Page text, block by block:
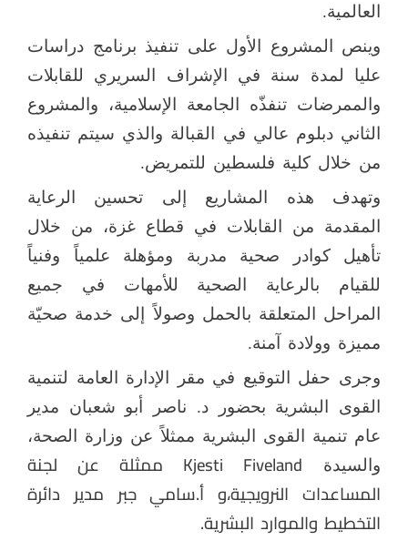
العالمية.
وينص المشروع الأول على تنفيذ برنامج دراسات
عليا لمدة سنة في الإشراف السريري للقابلات
والممرضات تنفذّه الجامعة الإسلامية، والمشروع
الثاني دبلوم عالي في القبالة والذي سيتم تنفيذه
من خلال كلية فلسطين للتمريض.
وتهدف هذه المشاريع إلى تحسين الرعاية
المقدمة من القابلات في قطاع غزة، من خلال
تأهيل كوادر صحية مدربة ومؤهلة علمياً وفنياً
للقيام بالرعاية الصحية للأمهات في جميع
المراحل المتعلقة بالحمل وصولاً إلى خدمة صحيّة
مميزة وولادة آمنة.
وجرى حفل التوقيع في مقر الإدارة العامة لتنمية
القوى البشرية بحضور د. ناصر أبو شعبان مدير
عام تنمية القوى البشرية ممثلاً عن وزارة الصحة،
والسيدة Kjesti Fiveland
ممثلة عن لجنة
المساعدات النرويجية،و أ.سامي جبر مدير دائرة
التخطيط والموارد البشرية.